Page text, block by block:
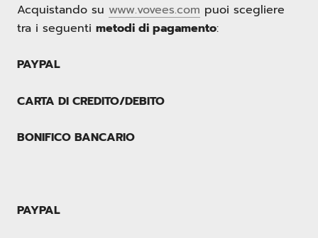
Acquistando su www.vovees.com puoi scegliere
tra i seguenti metodi di pagamento:
PAYPAL
CARTA DI CREDITO/DEBITO
BONIFICO BANCARIO
PAYPAL